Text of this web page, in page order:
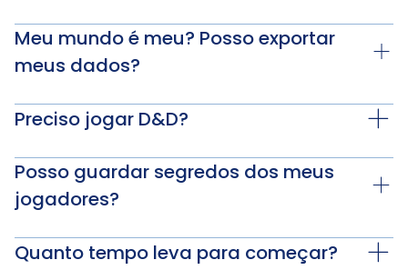
Meu mundo é meu? Posso exportar
meus dados?
Preciso jogar D&D?
Posso guardar segredos dos meus
jogadores?
Quanto tempo leva para começar?